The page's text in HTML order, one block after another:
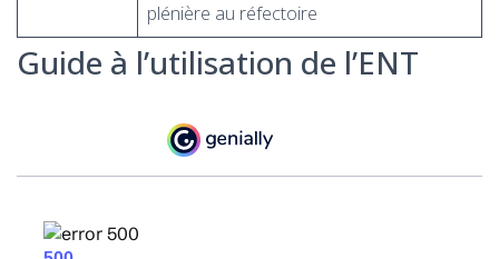
plénière au réfectoire
Guide à l’utilisation de l’ENT